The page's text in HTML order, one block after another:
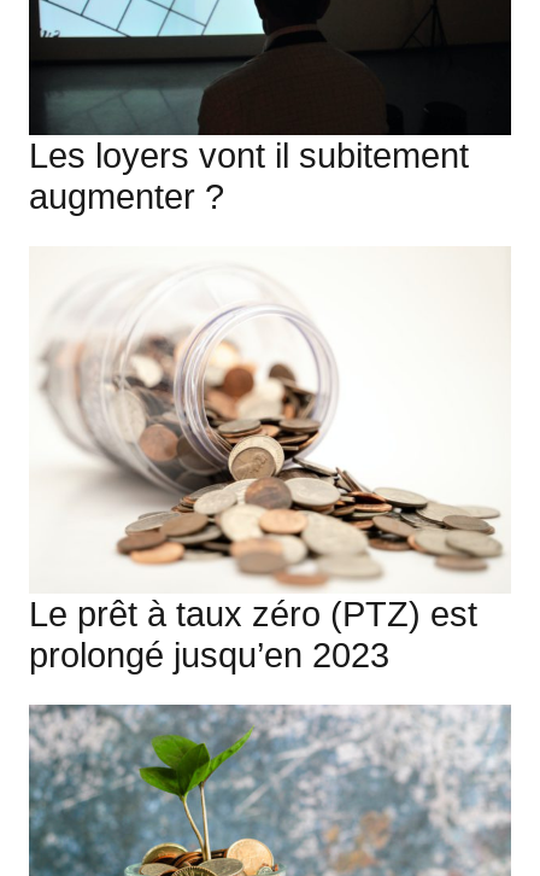
Les loyers vont il subitement
augmenter ?
Le prêt à taux zéro (PTZ) est
prolongé jusqu’en 2023